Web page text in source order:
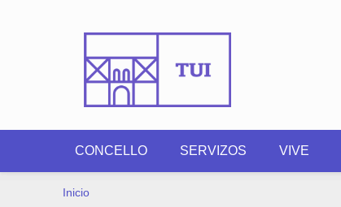
CONCELLO SERVIZOS VIVE
VOSTEDE ESTÁ AQUÍ
Inicio